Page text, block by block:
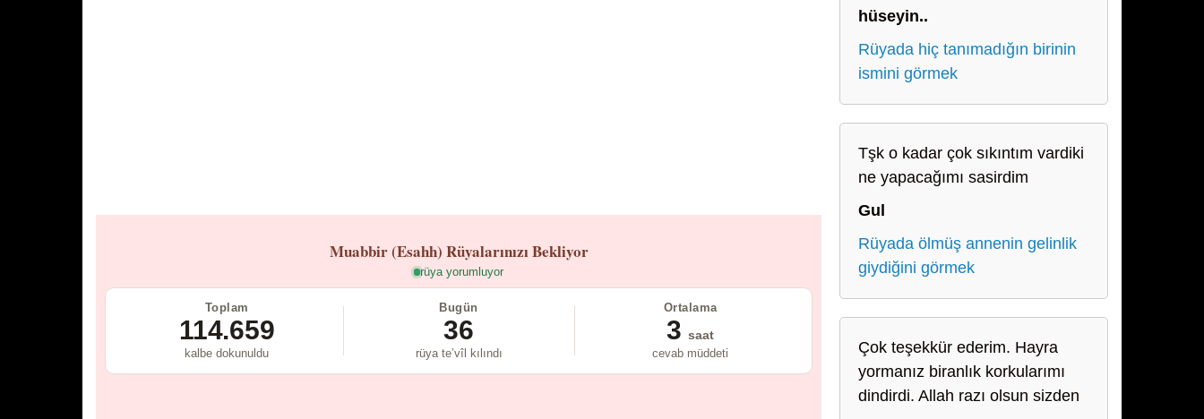
Muabbir (Esahh) Rüyalarınızı Bekliyor
rüya yorumluyor
Toplam
114.659
kalbe dokunuldu
Bugün
36
rüya te’vîl kılındı
Ortalama
3 saat
cevab müddeti
hüseyin..
Rüyada hiç tanımadığın birinin
ismini görmek
Tşk o kadar çok sıkıntım vardiki
ne yapacağımı sasirdim
Gul
Rüyada ölmüş annenin gelinlik
giydiğini görmek
Çok teşekkür ederim. Hayra
yormanız biranlık korkularımı
dindirdi. Allah razı olsun sizden